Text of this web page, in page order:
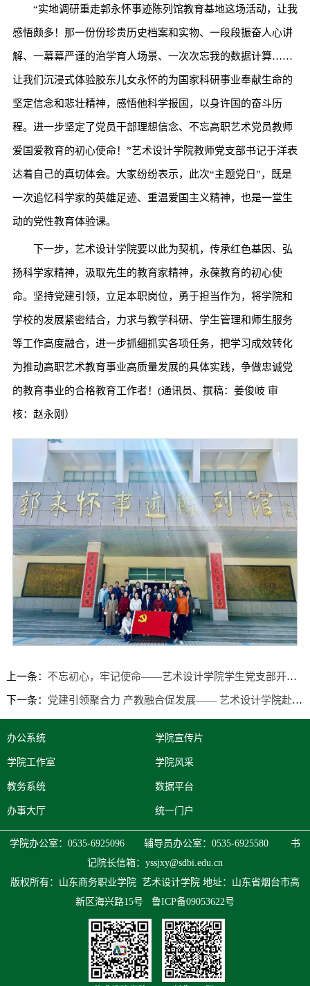
“实地调研重走郭永怀事迹陈列馆教育基地这场活动，让我
感悟颇多！那一份份珍贵历史档案和实物、一段段振奋人心讲
解、一幕幕严谨的治学育人场景、一次次忘我的数据计算……
让我们沉浸式体验胶东儿女永怀的为国家科研事业奉献生命的
坚定信念和悲壮精神，感悟他科学报国，以身许国的奋斗历
程。进一步坚定了党员干部理想信念、不忘高职艺术党员教师
爱国爱教育的初心使命！”艺术设计学院教师党支部书记于洋表
达着自己的真切体会。大家纷纷表示，此次“主题党日”，既是
一次追忆科学家的英雄足迹、重温爱国主义精神，也是一堂生
动的党性教育体验课。
下一步，艺术设计学院要以此为契机，传承红色基因、弘
扬科学家精神，汲取先生的教育家精神，永葆教育的初心使
命。坚持党建引领，立足本职岗位，勇于担当作为，将学院和
学校的发展紧密结合，力求与教学科研、学生管理和师生服务
等工作高度融合，进一步抓细抓实各项任务，把学习成效转化
为推动高职艺术教育事业高质量发展的具体实践，争做忠诚党
的教育事业的合格教育工作者！(通讯员、撰稿：姜俊岐 审
核：赵永刚）
上一条： 不忘初心，牢记使命——艺术设计学院学生党支部开展主题党日活动
下一条： 党建引领聚合力 产教融合促发展—— 艺术设计学院赴烟台1861文化创意产业园开展党建联建活动
办公系统 学院宣传片
学院工作室 学院风采
教务系统 数据平台
办事大厅 统一门户
学院办公室：0535-6925096 辅导员办公室：0535-6925580 书
记院长信箱： yssjxy@sdbi.edu.cn
版权所有：山东商务职业学院 艺术设计学院 地址：山东省烟台市高
新区海兴路15号
鲁ICP备09053622号